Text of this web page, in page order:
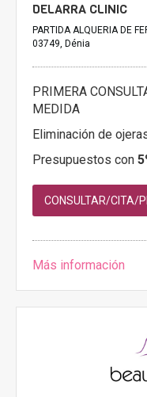
DELARRA CLINIC
PARTIDA ALQUERIA DE
03749, Dénia
PRIMERA
MEDIDA
Eliminación de
Presupuestos con
CONSULTAR/CITA/
Más información